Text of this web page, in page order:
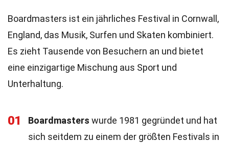
Boardmasters ist ein jährliches Festival in Cornwall,
England, das Musik, Surfen und Skaten kombiniert.
Es zieht Tausende von Besuchern an und bietet
eine einzigartige Mischung aus Sport und
Unterhaltung.
01 Boardmasters wurde 1981 gegründet und hat
sich seitdem zu einem der größten Festivals in